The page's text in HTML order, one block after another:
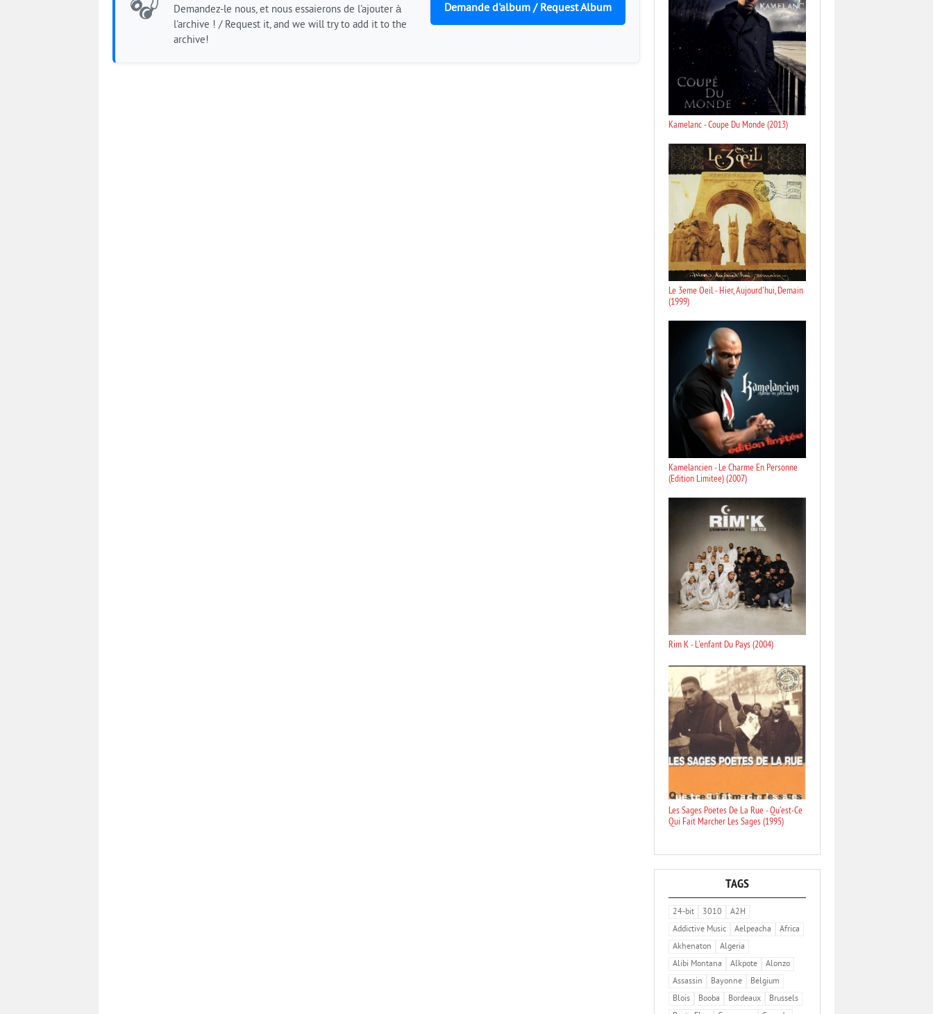
🎧
Demandez-le nous, et nous essaierons de l'ajouter à
l'archive ! / Request it, and we will try to add it to the
archive!
Demande d'album / Request Album
Kamelanc - Coupe Du Monde (2013)
Le 3eme Oeil - Hier, Aujourd'hui, Demain
(1999)
Kamelancien - Le Charme En Personne
(Edition Limitee) (2007)
Rim K - L'enfant Du Pays (2004)
Les Sages Poetes De La Rue - Qu'est-Ce
Qui Fait Marcher Les Sages (1995)
TAGS
24-bit 3010
A2H
Addictive Music
Aelpeacha
Africa
Akhenaton
Algeria
Alibi Montana
Alkpote
Alonzo
Assassin
Bayonne
Belgium
Blois
Booba Bordeaux
Brussels